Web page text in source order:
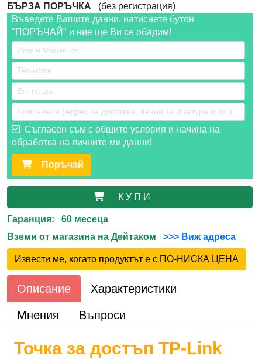
БЪРЗА ПОРЪЧКА (без регистрация)
Въведете Вашите данни, натиснете бутон
"ПОРЪЧАЙ" и ние ще Ви се обадим!
Съгласен съм с общите условия и начина на
обработка на личните ми данни!
Поръчай
К У П И
Гаранция: 60 месеца
Вземи от магазина на Дейтаком
>>> Виж адреса
Извести ме, когато продуктът е с ПО-НИСКА ЦЕНА
Описание Характеристики
Мнения Въпроси
Точка за достъп TP-Link